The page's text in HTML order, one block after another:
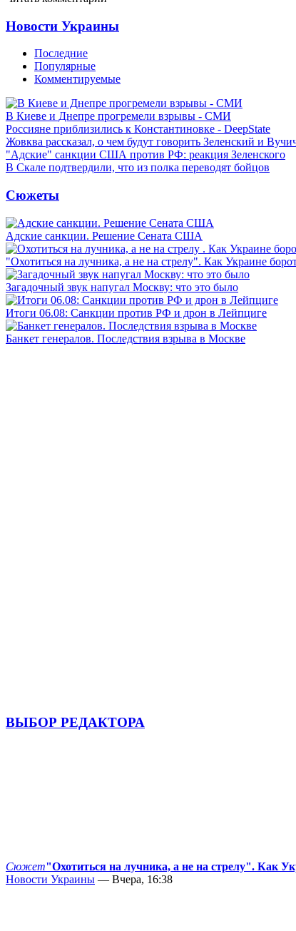
Новости Украины
Последние
Популярные
Комментируемые
В Киеве и Днепре прогремели взрывы - СМИ
Россияне приблизились к Константиновке - DeepState
Жовква рассказал, о чем будут говорить Зеленский и
"Адские" санкции США против РФ: реакция Зеленского
В Скале подтвердили, что из полка переводят бойцов
Сюжеты
Адские санкции. Решение Сената США
"Охотиться на лучника, а не на стрелу". Как Украине
Загадочный звук напугал Москву: что это было
Итоги 06.08: Санкции против РФ и дрон в Лейпциге
Банкет генералов. Последствия взрыва в Москве
ВЫБОР РЕДАКТОРА
Сюжет"Охотиться на лучника, а не на стрелу". Как
Новости Украины — Вчера, 16:38